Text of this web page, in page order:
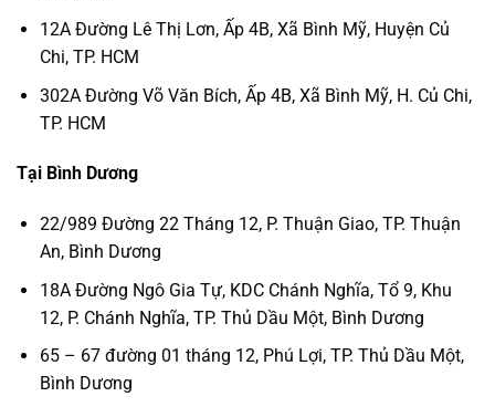
12A Đường Lê Thị Lơn, Ấp 4B, Xã Bình Mỹ, Huyện Củ
Chi, TP. HCM
302A Đường Võ Văn Bích, Ấp 4B, Xã Bình Mỹ, H. Củ Chi,
TP. HCM
Tại Bình Dương
22/989 Đường 22 Tháng 12, P. Thuận Giao, TP. Thuận
An, Bình Dương
18A Đường Ngô Gia Tự, KDC Chánh Nghĩa, Tổ 9, Khu
12, P. Chánh Nghĩa, TP. Thủ Dầu Một, Bình Dương
65 – 67 đường 01 tháng 12, Phú Lợi, TP. Thủ Dầu Một,
Bình Dương